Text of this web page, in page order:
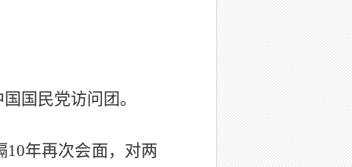
国民党访问团。
年再次会面，对两